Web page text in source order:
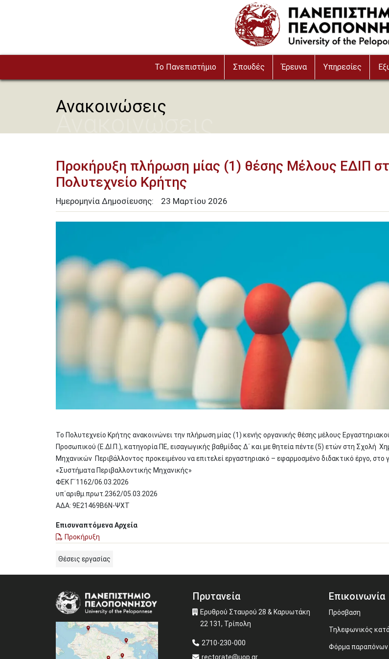
To Πανεπιστήμιο Σπουδές Έρευνα Υπηρεσίες
Ανακοινώσεις
Ανακοινώσεις
Προκήρυξη πλήρωση μίας (1) θέσης Μέλους ΕΔΙΠ
Πολυτεχνείο Κρήτης
Ημερομηνία Δημοσίευσης: 23 Μαρτίου 2026
Το Πολυτεχνείο Κρήτης ανακοινώνει την πλήρωση μίας (1) κενής οργανικής θέσης μέλους
Προσωπικού (Ε.ΔΙ.Π.), κατηγορία ΠΕ, εισαγωγικής βαθμίδας Δ΄ και με θητεία πέντε (5) ετών στη Σχολή
Μηχανικών Περιβάλλοντος προκειμένου να επιτελεί εργαστηριακό – εφαρμοσμένο διδακτικό έργο, στο
«Συστήματα Περιβαλλοντικής Μηχανικής»
ΦΕΚ Γ΄1162/06.03.2026
υπ΄αριθμ.πρωτ.2362/05.03.2026
ΑΔΑ: 9Ε21469Β6Ν-ΨΧΤ
Επισυναπτόμενα Αρχεία
Προκήρυξη
Θέσεις εργασίας
Image Πρυτανεία
Ερυθρού Σταυρού 28 & Καρυωτάκη
22 131, Τρίπολη
2710-230-000
rectorate@uop.gr
Επικοινωνία
Πρόσβαση
Τηλεφωνικός
Φόρμα παραπόνων